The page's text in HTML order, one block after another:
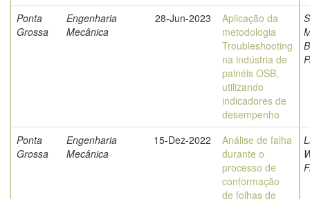
Ponta
Grossa
Engenharia
Mecânica
28-Jun-2023
Aplicação da
metodologia
Troubleshooting
na indústria de
painéis OSB,
utilizando
indicadores de
desempenho
Ponta
Grossa
Engenharia
Mecânica
15-Dez-2022
Análise de falha
durante o
processo de
conformação
de folhas de